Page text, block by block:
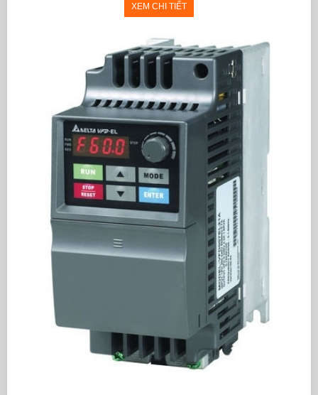
XEM CHI TIẾT